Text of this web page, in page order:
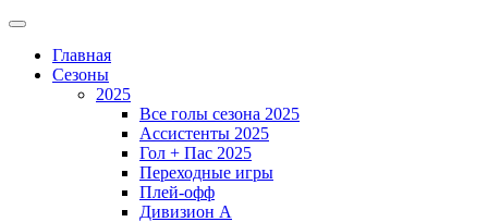
Главная
Сезоны
2025
Все голы сезона 2025
Ассистенты 2025
Гол + Пас 2025
Переходные игры
Плей-офф
Дивизион A